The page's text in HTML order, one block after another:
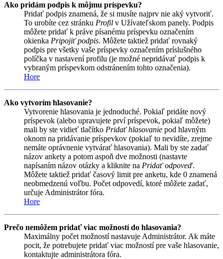
Ako pridám podpis k môjmu príspevku?
Pridať podpis znamená, že si musíte najprv nie aký vytvoriť.
To urobíte cez stránku Profil v Užívateľskom panely. Podpis
môžete pridať k práve písanému príspevku označením
okienka Pripojiť podpis. Môžete taktiež pridať rovnaký
podpis pre všetky vaše príspevky označením príslušného
políčka v nastavení profilu (je možné nepridávať podpis k
vybraným príspevkom odstránením tohto označenia).
Hore
Ako vytvorím hlasovanie?
Vytvorenie hlasovania je jednoduché. Pokiaľ pridáte nový
príspevok (alebo upravujete prví príspevok, pokiaľ môžete)
mali by ste vidieť tlačítko Pridať hlasovanie pod hlavným
oknom na pridávanie príspevkov (pokiaľ to nevidíte, zrejme
nemáte oprávnenie vytvárať hlasovania). Mali by ste zadať
názov ankety a potom aspoň dve možnosti (nastavte
napísaním názov otázky a kliknite na Pridať odpoveď.
Môžete taktiež pridať časový limit pre anketu, kde 0 znamená
neobmedzenú voľbu. Počet odpovedí, ktoré môžete zadať,
určuje Administrátor fóra.
Hore
Prečo nemôžem pridať viac možností do hlasovania?
Maximálny počet možností nastavuje Administrátor. Ak máte
pocit, že potrebujete pridať viac možností pre vaše hlasovanie,
kontaktujte administrátora fóra.